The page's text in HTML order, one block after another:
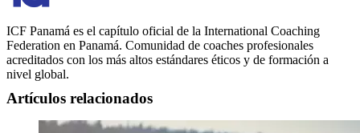
ICF Panamá es el capítulo oficial de la International Coaching
Federation en Panamá. Comunidad de coaches profesionales
acreditados con los más altos estándares éticos y de formación a
nivel global.
Artículos relacionados